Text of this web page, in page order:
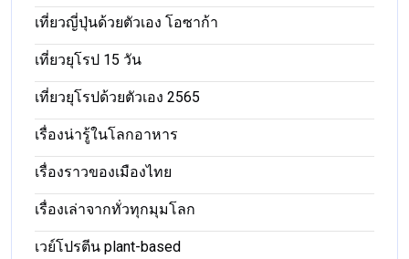
เที่ยวญี่ปุ่นด้วยตัวเอง โอซาก้า
เที่ยวยุโรป 15 วัน
เที่ยวยุโรปด้วยตัวเอง 2565
เรื่องน่ารู้ในโลกอาหาร
เรื่องราวของเมืองไทย
เรื่องเล่าจากทั่วทุกมุมโลก
เวย์โปรตีน plant-based